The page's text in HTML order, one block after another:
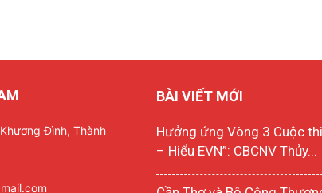
Đình, Thành
BÀI VIẾT MỚI
Hưởng ứng Vòng 3 Cuộc
– Hiểu EVN”: CBCNV Thủy...